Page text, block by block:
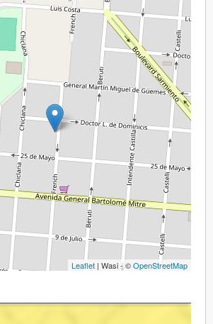
Leaflet | Wasi - ©OpenStreetMap